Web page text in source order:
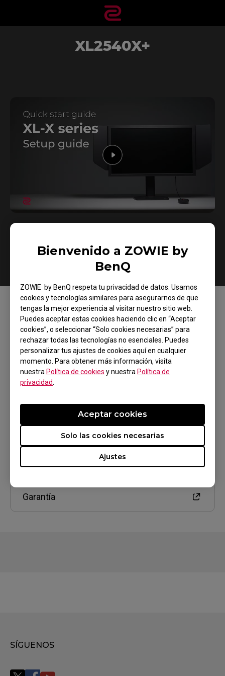
Bienvenido a ZOWIE by
BenQ
ZOWIE by BenQ respeta tu privacidad de datos. Usamos
cookies y tecnologías similares para asegurarnos de que
tengas la mejor experiencia al visitar nuestro sitio web.
Puedes aceptar estas cookies haciendo clic en “Aceptar
cookies”, o seleccionar “Solo cookies necesarias” para
rechazar todas las tecnologías no esenciales. Puedes
personalizar tus ajustes de cookies aquí en cualquier
momento. Para obtener más información, visita
nuestra Política de cookies y nuestra Política de
privacidad
Ajustes
Solo las cookies necesarias
Aceptar cookies
XL2540X+
Guía de Inicio Rápido Empezar
Descargas
Manual del usuario
XL Setting to Share
Garantía
Garantía
SÍGUENOS